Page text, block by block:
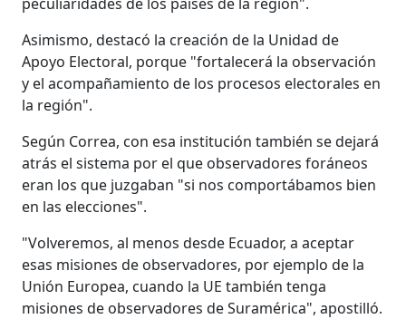
Asimismo, destacó la creación de la Unidad de
Apoyo Electoral, porque "fortalecerá la observación
y el acompañamiento de los procesos electorales en
la región".
Según Correa, con esa institución también se dejará
atrás el sistema por el que observadores foráneos
eran los que juzgaban "si nos comportábamos bien
en las elecciones".
"Volveremos, al menos desde Ecuador, a aceptar
esas misiones de observadores, por ejemplo de la
Unión Europea, cuando la UE también tenga
misiones de observadores de Suramérica", apostilló.